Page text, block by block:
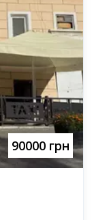
90000 грн